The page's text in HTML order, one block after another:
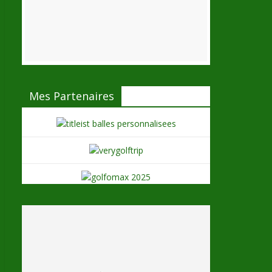
Mes Partenaires